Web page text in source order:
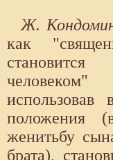
Ж.
как
использовав
положения
женитьбу
брата),